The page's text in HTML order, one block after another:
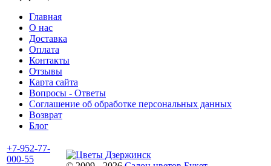
Главная
О нас
Доставка
Оплата
Контакты
Отзывы
Карта сайта
Вопросы - Ответы
Соглашение об обработке персональных данных
Возврат
Блог
+7-952-77-
000-55